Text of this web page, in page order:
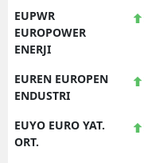
EUPWR
EUROPOWER
ENERJI
EUREN EUROPEN
ENDUSTRI
EUYO EURO YAT.
ORT.